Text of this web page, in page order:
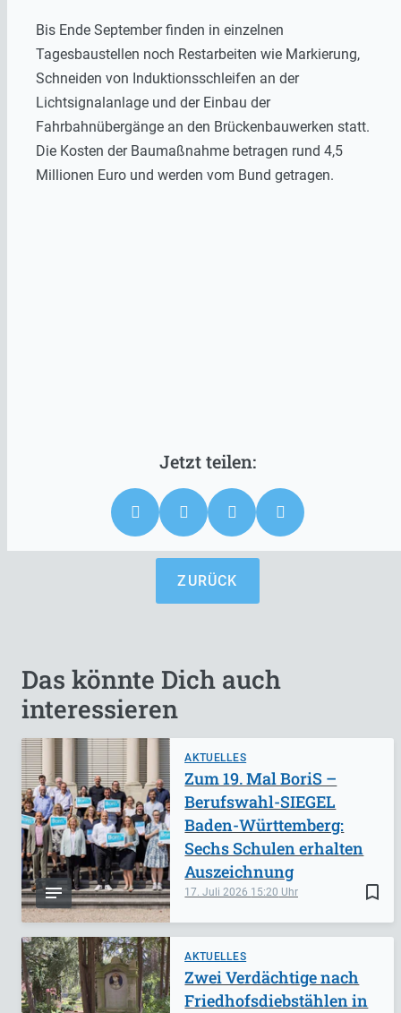
Bis Ende September finden in einzelnen
Tagesbaustellen noch Restarbeiten wie Markierung,
Schneiden von Induktionsschleifen an der
Lichtsignalanlage und der Einbau der
Fahrbahnübergänge an den Brückenbauwerken statt.
Die Kosten der Baumaßnahme betragen rund 4,5
Millionen Euro und werden vom Bund getragen.
ZURÜCK
Das könnte Dich auch
interessieren
AKTUELLES
bookmark_border
17. Juli 2026 15:20
Zum 19. Mal BoriS –
Berufswahl-SIEGEL
Baden-Württemberg:
Sechs Schulen erhalten
Auszeichnung
AKTUELLES
Zwei Verdächtige nach
Friedhofsdiebstählen in